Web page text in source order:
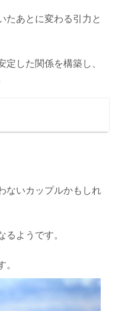
たあとに変わる引力と
した関係を構築し、
ないカップルかもしれ
ようです。